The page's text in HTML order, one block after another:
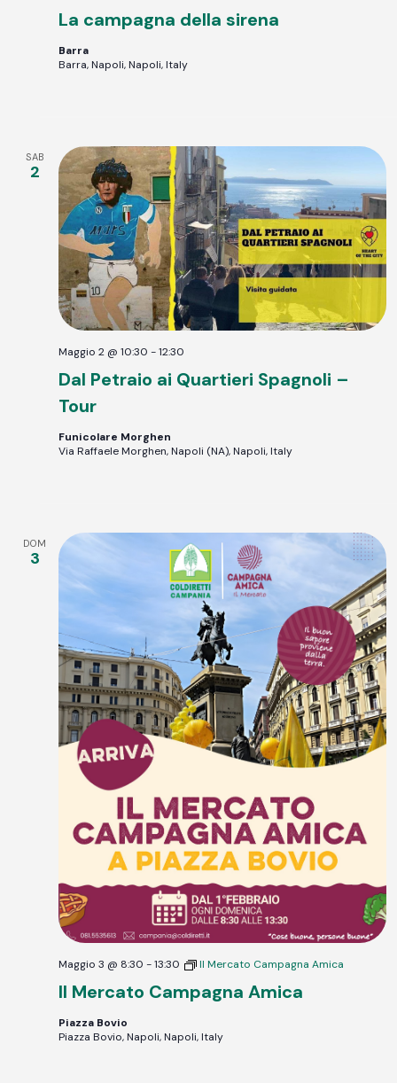
La campagna della sirena
Barra
Barra, Napoli, Napoli, Italy
SAB
2
Dal Petraio ai Quartieri Spagnoli –
Tour
Maggio 2 @ 10:30 -12:30
Funicolare Morghen
Via Raffaele Morghen, Napoli (NA), Napoli, Italy
DOM
3
Il Mercato Campagna Amica
Maggio 3 @ 8:30 -13:30 Il Mercato Campagna Amica
Piazza Bovio
Piazza Bovio, Napoli, Napoli, Italy